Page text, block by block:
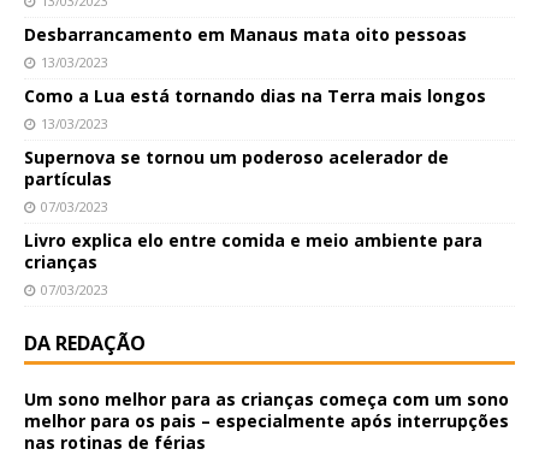
Desbarrancamento em Manaus mata oito pessoas
13/03/2023
Como a Lua está tornando dias na Terra mais longos
13/03/2023
Supernova se tornou um poderoso acelerador de
partículas
07/03/2023
Livro explica elo entre comida e meio ambiente para
crianças
07/03/2023
DA REDAÇÃO
Um sono melhor para as crianças começa com um sono
melhor para os pais – especialmente após interrupções
nas rotinas de férias